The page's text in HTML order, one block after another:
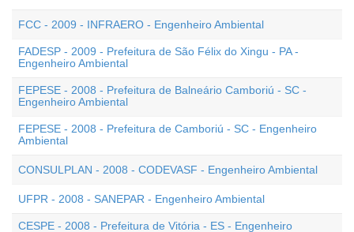
FCC - 2009 - INFRAERO - Engenheiro Ambiental
FADESP - 2009 - Prefeitura de São Félix do Xingu - PA -
Engenheiro Ambiental
FEPESE - 2008 - Prefeitura de Balneário Camboriú - SC -
Engenheiro Ambiental
FEPESE - 2008 - Prefeitura de Camboriú - SC - Engenheiro
Ambiental
CONSULPLAN - 2008 - CODEVASF - Engenheiro Ambiental
UFPR - 2008 - SANEPAR - Engenheiro Ambiental
CESPE - 2008 - Prefeitura de Vitória - ES - Engenheiro